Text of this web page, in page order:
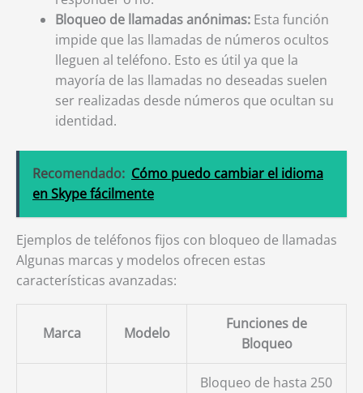
Bloqueo de llamadas anónimas: Esta función
impide que las llamadas de números ocultos
lleguen al teléfono. Esto es útil ya que la
mayoría de las llamadas no deseadas suelen
ser realizadas desde números que ocultan su
identidad.
Recomendado: Cómo puedo cambiar el idioma
en Skype fácilmente
Ejemplos de teléfonos fijos con bloqueo de llamadas
Algunas marcas y modelos ofrecen estas
características avanzadas:
Marca Modelo
Funciones de
Bloqueo
Bloqueo de hasta 250